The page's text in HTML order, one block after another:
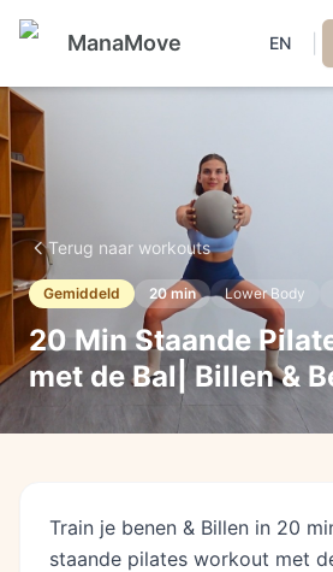
ManaMove EN
Terug naar workouts
Gemiddeld 20min Lower Body
20 Min Staande
met de Bal| Billen &
Train je benen & Billen in 20
staande pilates workout met